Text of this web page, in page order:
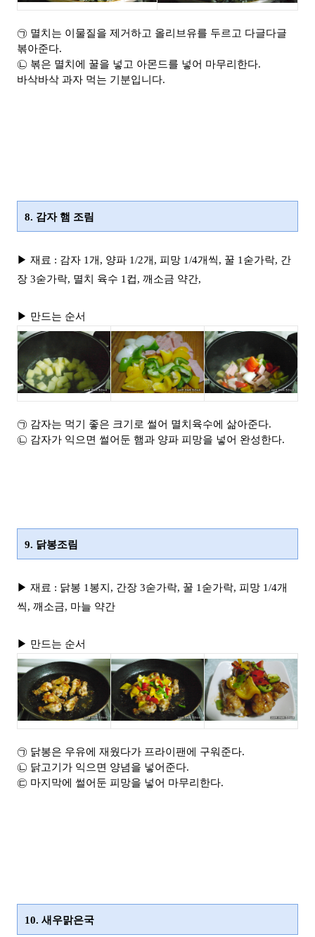
㉠ 멸치는 이물질을 제거하고 올리브유를 두르고 다글다글
볶아준다.
㉡ 볶은 멸치에 꿀을 넣고 아몬드를 넣어 마무리한다.
바삭바삭 과자 먹는 기분입니다.
8. 감자 햄 조림
▶ 재료 : 감자 1개, 양파 1/2개, 피망 1/4개씩, 꿀 1숟가락, 간
장 3숟가락, 멸치 육수 1컵, 깨소금 약간,
▶ 만드는 순서
㉠ 감자는 먹기 좋은 크기로 썰어 멸치육수에 삶아준다.
㉡ 감자가 익으면 썰어둔 햄과 양파 피망을 넣어 완성한다.
9. 닭봉조림
▶ 재료 : 닭봉 1봉지, 간장 3숟가락, 꿀 1숟가락, 피망 1/4개
씩, 깨소금, 마늘 약간
▶ 만드는 순서
㉠ 닭봉은 우유에 재웠다가 프라이팬에 구워준다.
㉡ 닭고기가 익으면 양념을 넣어준다.
㉢ 마지막에 썰어둔 피망을 넣어 마무리한다.
10. 새우맑은국